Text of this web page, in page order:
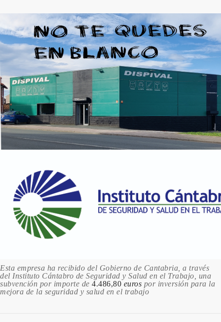
Esta empresa ha recibido del Gobierno de Cantabria, a través
del Instituto Cántabro de Seguridad y Salud en el Trabajo, una
subvención por importe de 4.486,80 euros por inversión para la
mejora de la seguridad y salud en el trabajo